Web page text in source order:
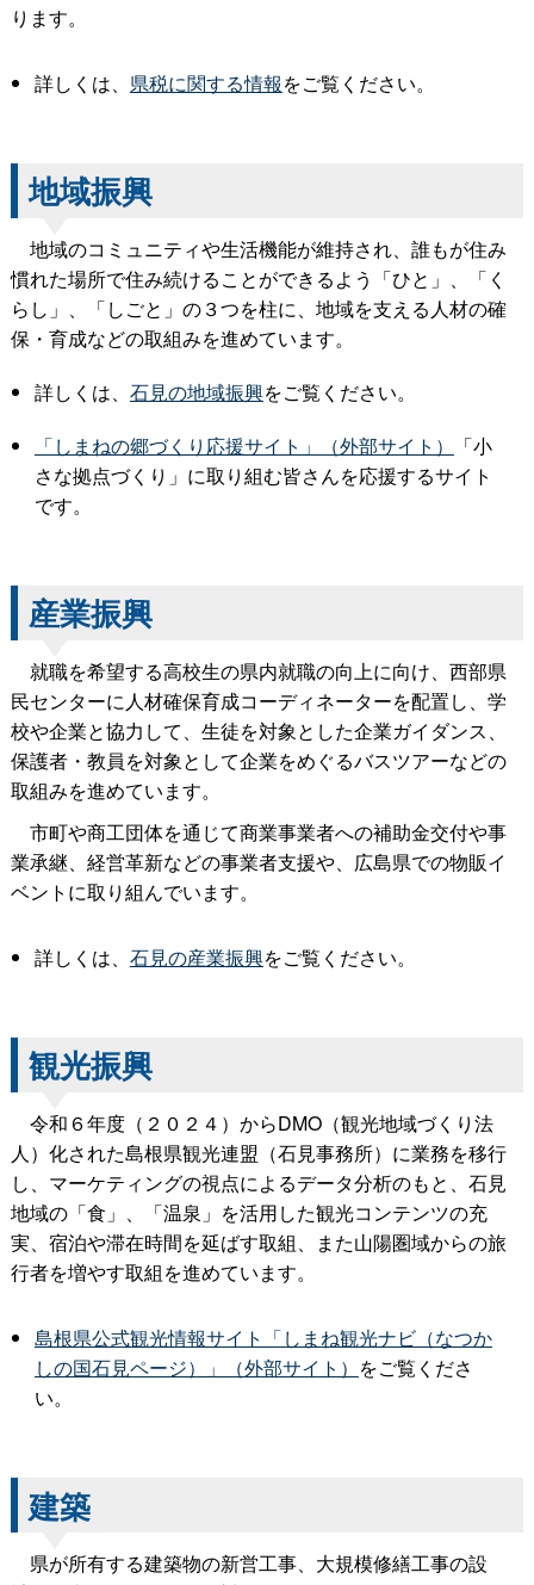
ります。
詳しくは、 県税に関する情報をご覧ください。
地域振興
地域のコミュニティや生活機能が維持され、誰もが住み
慣れた場所で住み続けることができるよう「ひと」、「く
らし」、「しごと」の３つを柱に、地域を支える人材の確
保・育成などの取組みを進めています。
詳しくは、 石見の地域振興をご覧ください。
「しまねの郷づくり応援サイト」（外部サイト）
「小
さな拠点づくり」に取り組む皆さんを応援するサイト
です。
産業振興
就職を希望する高校生の県内就職の向上に向け、西部県
民センターに人材確保育成コーディネーターを配置し、学
校や企業と協力して、生徒を対象とした企業ガイダンス、
保護者・教員を対象として企業をめぐるバスツアーなどの
取組みを進めています。
市町や商工団体を通じて商業事業者への補助金交付や事
業承継、経営革新などの事業者支援や、広島県での物販イ
ベントに取り組んでいます。
詳しくは、 石見の産業振興をご覧ください。
観光振興
令和６年度（２０２４）からDMO（観光地域づくり法
人）化された島根県観光連盟（石見事務所）に業務を移行
し、マーケティングの視点によるデータ分析のもと、石見
地域の「食」、「温泉」を活用した観光コンテンツの充
実、宿泊や滞在時間を延ばす取組、また山陽圏域からの旅
行者を増やす取組を進めています。
島根県公式観光情報サイト「しまね観光ナビ（なつか
しの国石見ページ）」（外部サイト） をご覧くださ
い。
建築
県が所有する建築物の新営工事、大規模修繕工事の設